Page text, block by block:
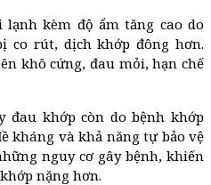
kèm độ ẩm tăng cao do
co rút, dịch khớp đông hơn.
khô cứng, đau mỏi, hạn chế
đau khớp còn do bệnh khớp
kháng và khả năng tự bảo vệ
nguy cơ gây bệnh, khiến
nặng hơn.